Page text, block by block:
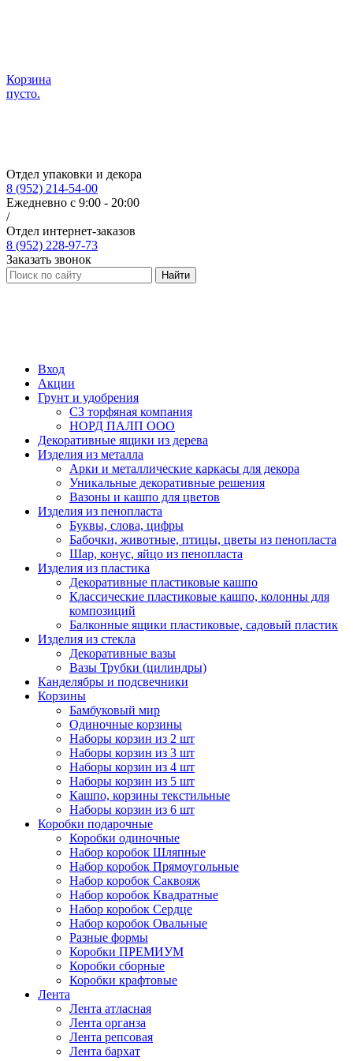
Корзина
пусто.
Отдел упаковки и декора
8 (952) 214-54-00
Ежедневно с 9:00 - 20:00
/
Отдел интернет-заказов
8 (952) 228-97-73
Заказать звонок
Найти
Вход
Акции
Грунт и удобрения
СЗ торфяная компания
НОРД ПАЛП ООО
Декоративные ящики из дерева
Изделия из металла
Арки и металлические каркасы для декора
Уникальные декоративные решения
Вазоны и кашпо для цветов
Изделия из пенопласта
Буквы, слова, цифры
Бабочки, животные, птицы, цветы из пенопласта
Шар, конус, яйцо из пенопласта
Изделия из пластика
Декоративные пластиковые кашпо
Классические пластиковые кашпо, колонны для
композиций
Балконные ящики пластиковые, садовый пластик
Изделия из стекла
Декоративные вазы
Вазы Трубки (цилиндры)
Канделябры и подсвечники
Корзины
Бамбуковый мир
Одиночные корзины
Наборы корзин из 2 шт
Наборы корзин из 3 шт
Наборы корзин из 4 шт
Наборы корзин из 5 шт
Кашпо, корзины текстильные
Наборы корзин из 6 шт
Коробки подарочные
Коробки одиночные
Набор коробок Шляпные
Набор коробок Прямоугольные
Набор коробок Саквояж
Набор коробок Квадратные
Набор коробок Сердце
Набор коробок Овальные
Разные формы
Коробки ПРЕМИУМ
Коробки сборные
Коробки крафтовые
Лента
Лента атласная
Лента органза
Лента репсовая
Лента бархат